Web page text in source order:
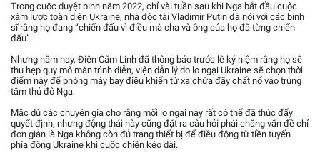
Trong cuộc duyệt binh năm 2022, chỉ vài tuần sau khi Nga bắt đầu cuộc
xâm lược toàn diện Ukraine, nhà độc tài Vladimir Putin đã nói với các binh
sĩ rằng họ đang “chiến đấu vì điều mà cha và ông của họ đã từng chiến
đấu”.
Nhưng năm nay, Điện Cẩm Linh đã thông báo trước lễ kỷ niệm rằng họ sẽ
thu hẹp quy mô màn trình diễn, viện dẫn lý do lo ngại Ukraine sẽ chọn thời
điểm này để phóng máy bay điều khiển từ xa chứa đầy chất nổ vào trung
tâm thủ đô Nga.
Mặc dù các chuyên gia cho rằng mối lo ngại này rất có thể đã thúc đẩy
quyết định, nhưng động thái này cũng đặt ra câu hỏi phải chăng vấn đề chỉ
đơn giản là Nga không còn đủ trang thiết bị để điều động từ tiền tuyến
phía đông Ukraine khi cuộc chiến kéo dài.